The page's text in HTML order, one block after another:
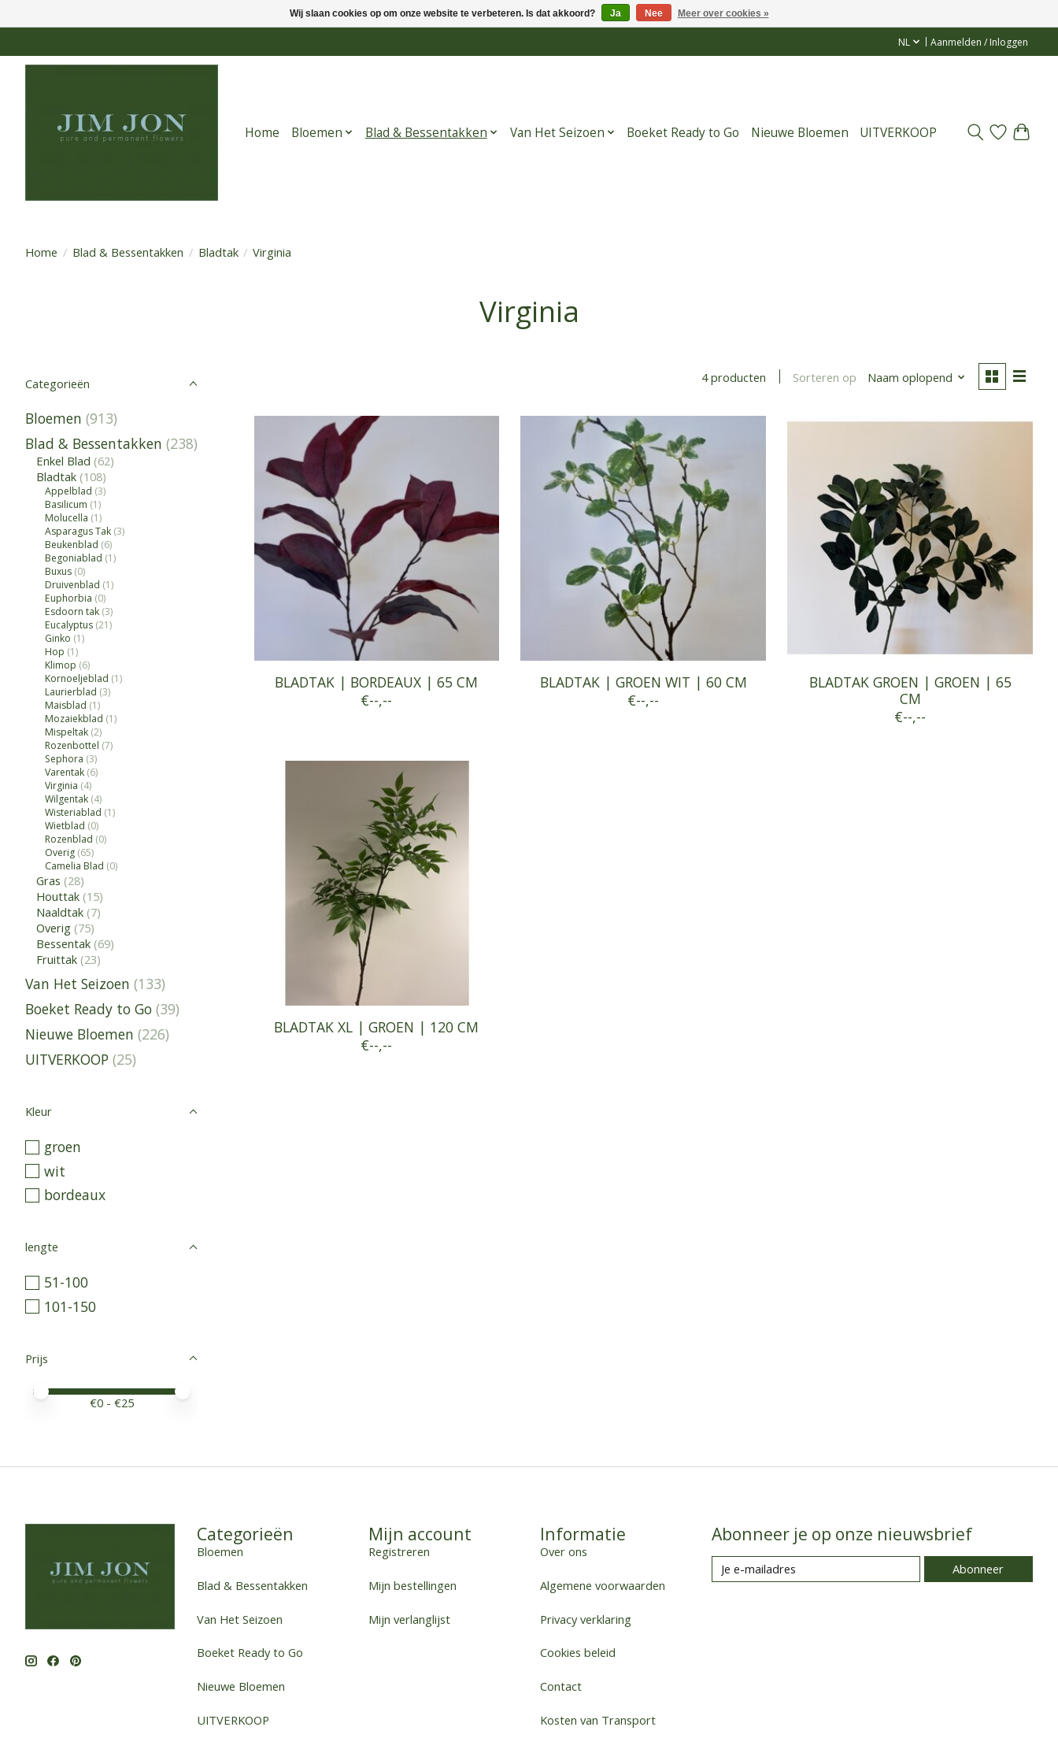
NL Aanmelden / Inloggen
Home Bloemen Blad & Bessentakken Van Het Seizoen Boeket Ready to Go Nieuwe Bloemen UITVERKOOP
Home / Blad & Bessentakken / Bladtak / Virginia
Virginia
Categorieën
Bloemen (913)
Blad & Bessentakken (238)
Enkel Blad (62)
Bladtak (108)
Appelblad (3)
Basilicum (1)
Molucella (1)
Asparagus Tak (3)
Beukenblad (6)
Begoniablad (1)
Buxus (0)
Druivenblad (1)
Euphorbia (0)
Esdoorn tak (3)
Eucalyptus (21)
Ginko (1)
Hop (1)
Klimop (6)
Kornoeljeblad (1)
Laurierblad (3)
Maisblad (1)
Mozaiekblad (1)
Mispeltak (2)
Rozenbottel (7)
Sephora (3)
Varentak (6)
Virginia (4)
Wilgentak (4)
Wisteriablad (1)
Wietblad (0)
Rozenblad (0)
Overig (65)
Camelia Blad (0)
Gras (28)
Houttak (15)
Naaldtak (7)
Overig (75)
Bessentak (69)
Fruittak (23)
Van Het Seizoen (133)
Boeket Ready to Go (39)
Nieuwe Bloemen (226)
UITVERKOOP (25)
Kleur
groen
wit
bordeaux
lengte
51-100
101-150
Prijs
Minimale prijswaarde
Price maximum value
€0- €25
4 producten Sorteren op Naam oplopend
BLADTAK | BORDEAUX | 65 CM
€--,--
BLADTAK | GROEN WIT | 60 CM
€--,--
BLADTAK GROEN | GROEN | 65
CM
€--,--
BLADTAK XL | GROEN | 120 CM
€--,--
Categorieën
Bloemen
Blad & Bessentakken
Van Het Seizoen
Boeket Ready to Go
Nieuwe Bloemen
UITVERKOOP
Mijn account
Registreren
Mijn bestellingen
Mijn verlanglijst
Informatie
Over ons
Algemene voorwaarden
Privacy verklaring
Cookies beleid
Contact
Kosten van Transport
Abonneer je op onze nieuwsbrief
Abonneer
Wij slaan cookies op om onze website te verbeteren. Is dat akkoord? Ja Nee Meer over cookies »